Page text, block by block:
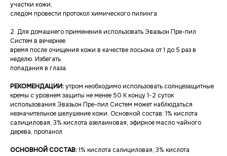
участки кожи,
следом провести протокол химического пилинга.
2. Для домашнего применения использовать Эвазьон Пре-пил
Систем в вечернее
время после очищения кожи в качестве лосьона от 1 до 5 раз в
неделю. Избегать
попадания в глаза.
РЕКОМЕНДАЦИИ:утром необходимо использовать солнцезащитные
кремы с уровнем защиты не менее 50 К концу 1-2 суток
использования Эвазьон Пре-пил Систем может наблюдаться
незначительное шелушение кожи. Основной состав: 1% кислота
салициловая, 3% кислота азелаиновая, эфирное масло чайного
дерева, пропанол
ОСНОВНОЙ СОСТАВ:1% кислота салициловая, 3% кислота